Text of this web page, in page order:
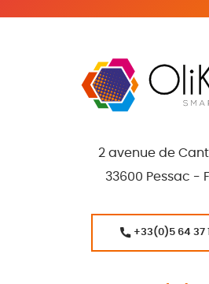
2 avenue de
33600 Pessac -
+33(0)5 64 37